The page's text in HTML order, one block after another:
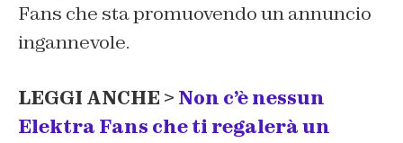
Fans che sta promuovendo un annuncio
ingannevole.
LEGGI ANCHE > Non c’è nessun
Elektra Fans che ti regalerà un